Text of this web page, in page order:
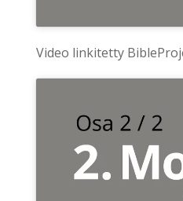
Video linkitetty